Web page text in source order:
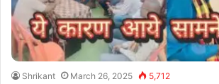
Shrikant March 26, 2025 5,712